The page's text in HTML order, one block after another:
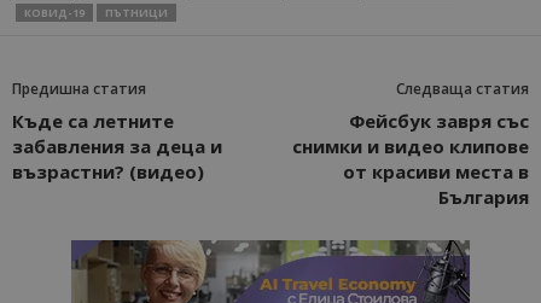
КОВИД-19
ПЪТНИЦИ
Предишна статия
Къде са летните
забавления за деца и
възрастни? (видео)
Следваща статия
Фейсбук завря със
снимки и видео клипове
от красиви места в
България